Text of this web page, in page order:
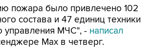
пожара было привлечено 102
состава и 47 единиц техники
управления МЧС", - написал
Мах в четверг.